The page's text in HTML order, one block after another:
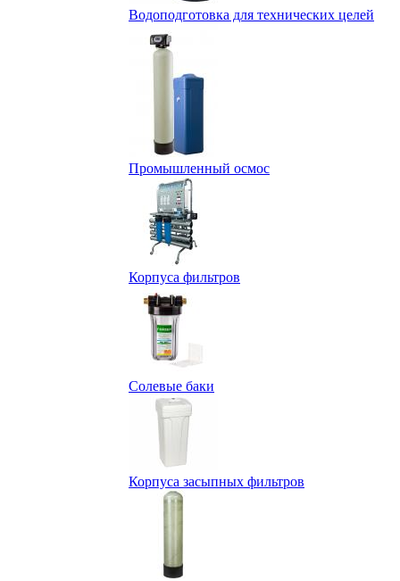
Водоподготовка для технических целей
Промышленный осмос
Корпуса фильтров
Солевые баки
Корпуса засыпных фильтров